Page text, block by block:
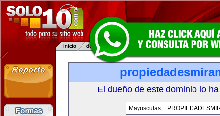
El dueño de este dominio lo
Mayusculas: